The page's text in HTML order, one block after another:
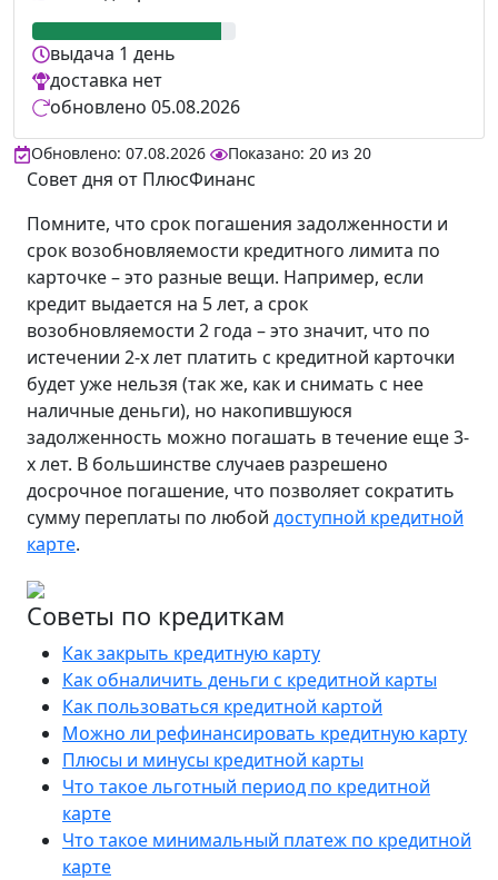
выдача 1 день
доставка нет
обновлено 05.08.2026
Обновлено: 07.08.2026 Показано: 20 из 20
Совет дня от ПлюсФинанс
Помните, что срок погашения задолженности и
срок возобновляемости кредитного лимита по
карточке – это разные вещи. Например, если
кредит выдается на 5 лет, а срок
возобновляемости 2 года – это значит, что по
истечении 2-х лет платить с кредитной карточки
будет уже нельзя (так же, как и снимать с нее
наличные деньги), но накопившуюся
задолженность можно погашать в течение еще 3-
х лет. В большинстве случаев разрешено
досрочное погашение, что позволяет сократить
сумму переплаты по любой доступной кредитной
карте.
Советы по кредиткам
Как закрыть кредитную карту
Как обналичить деньги с кредитной карты
Как пользоваться кредитной картой
Можно ли рефинансировать кредитную карту
Плюсы и минусы кредитной карты
Что такое льготный период по кредитной
карте
Что такое минимальный платеж по кредитной
карте